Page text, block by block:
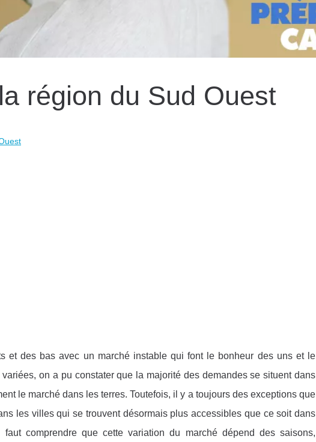
région du Sud Ouest
et des bas avec un marché instable qui font le bonheur des uns et le
on a pu constater que la majorité des demandes se situent dans
le marché dans les terres. Toutefois, il y a toujours des exceptions que
les villes qui se trouvent désormais plus accessibles que ce soit dans
comprendre que cette variation du marché dépend des saisons,